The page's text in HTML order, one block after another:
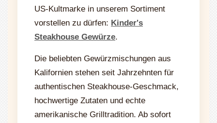
US-Kultmarke in unserem Sortiment
vorstellen zu dürfen: Kinder's
Steakhouse Gewürze.
Die beliebten Gewürzmischungen aus
Kalifornien stehen seit Jahrzehnten für
authentischen Steakhouse-Geschmack,
hochwertige Zutaten und echte
amerikanische Grilltradition. Ab sofort